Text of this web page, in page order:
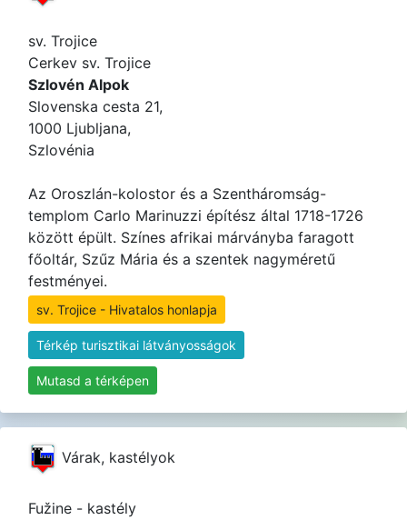
sv. Trojice
Cerkev sv. Trojice
Szlovén Alpok
Slovenska cesta 21,
1000 Ljubljana,
Szlovénia
Az Oroszlán-kolostor és a Szentháromság-
templom Carlo Marinuzzi építész által 1718-1726
között épült. Színes afrikai márványba faragott
főoltár, Szűz Mária és a szentek nagyméretű
festményei.
sv. Trojice - Hivatalos honlapja
Térkép turisztikai látványosságok
Mutasd a térképen
Várak, kastélyok
Fužine - kastély